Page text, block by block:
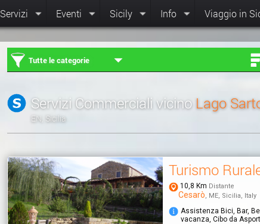
Servizi Eventi Sicily Info Viaggio in
Tutte le categorie
Servizi Commerciali vicinoLago
EN, Sicilia
Turismo
10,8 Km Distante
Cesarò, ME, Sicilia, Italy
Assistenza Bici, Bar,
vacanza, Cibo da